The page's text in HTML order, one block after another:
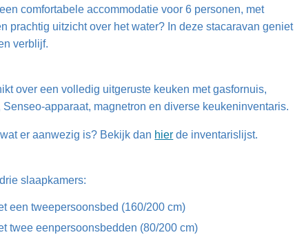
comfortabele accommodatie voor 6 personen, met
prachtig uitzicht over het water? In deze stacaravan geniet
verblijf.
over een volledig uitgeruste keuken met gasfornuis,
Senseo‑apparaat, magnetron en diverse keukeninventaris.
er aanwezig is? Bekijk dan hier de inventarislijst.
slaapkamers:
een tweepersoonsbed (160/200 cm)
twee eenpersoonsbedden (80/200 cm)